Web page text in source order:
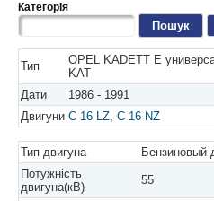
Категорія
Тип
OPEL KADETT E
KAT
Дати
1986 - 1991
Двигуни C 16 LZ, C 16 NZ
Тип двигуна
Бензиновый
Потужність
двигуна(кВ)
55